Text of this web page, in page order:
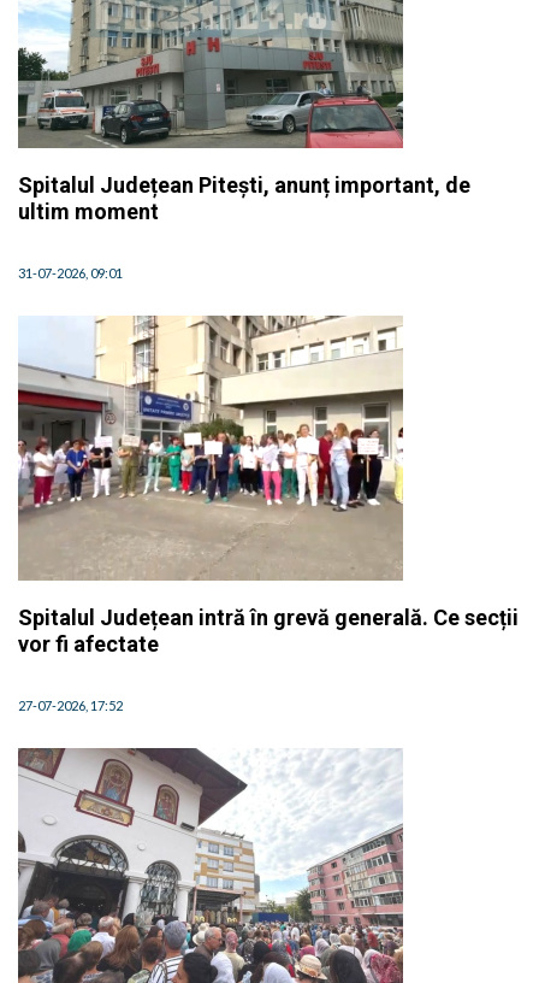
Spitalul Județean Pitești, anunț important, de
ultim moment
31-07-2026, 09:01
Spitalul Județean intră în grevă generală. Ce secții
vor fi afectate
27-07-2026, 17:52